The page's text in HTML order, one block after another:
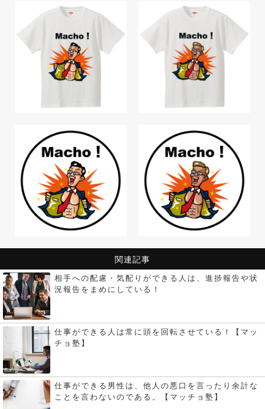
関連記事
相手への配慮・気配りができる人は、進捗報告や状
況報告をまめにしている！
仕事ができる人は常に頭を回転させている！【マッ
チョ塾】
仕事ができる男性は、他人の悪口を言ったり余計な
ことを言わないのである。【マッチョ塾】